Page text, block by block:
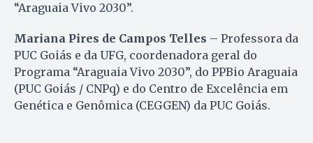
“Araguaia Vivo 2030”.
Mariana Pires de Campos Telles – Professora da
PUC Goiás e da UFG, coordenadora geral do
Programa “Araguaia Vivo 2030”, do PPBio Araguaia
(PUC Goiás / CNPq) e do Centro de Excelência em
Genética e Genômica (CEGGEN) da PUC Goiás.